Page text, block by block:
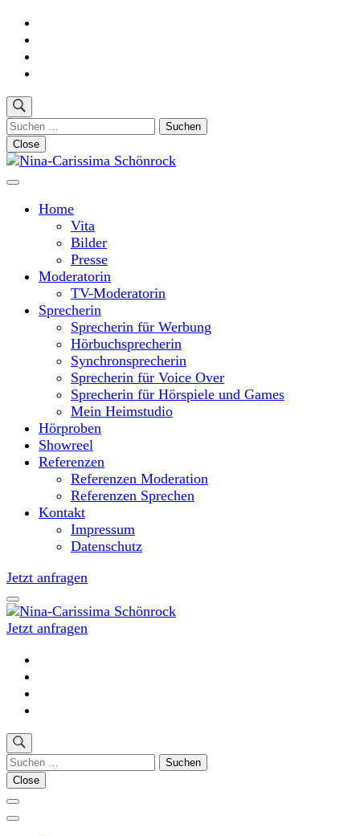
Skip
content
(Press
Suchen
nach:
Close
Nina-Carissima Schönrock
Home
Vita
Bilder
Presse
Moderatorin
TV-Moderatorin
Sprecherin
Sprecherin für Werbung
Hörbuchsprecherin
Synchronsprecherin
Sprecherin für Voice Over
Sprecherin für Hörspiele und Games
Mein Heimstudio
Hörproben
Showreel
Referenzen
Referenzen Moderation
Referenzen Sprechen
Kontakt
Impressum
Datenschutz
Jetzt anfragen
Nina-Carissima Schönrock
Jetzt anfragen
Suchen
nach:
Close